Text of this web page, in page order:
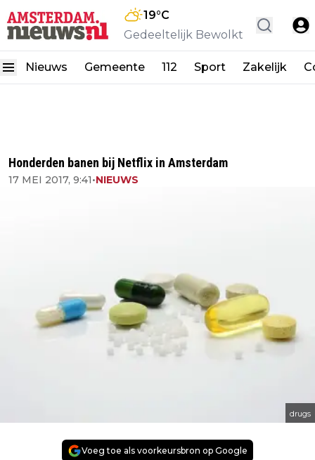
19°C
Gedeeltelijk Bewolkt
Nieuws Gemeente 112 Sport Zakelijk
Honderden banen bij Netflix in Amsterdam
17 MEI 2017, 9:41•NIEUWS
drugs
Voeg toe als voorkeursbron op Google